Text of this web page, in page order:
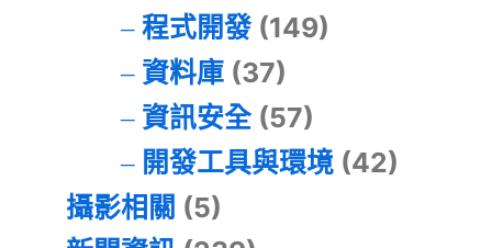
程式開發(149)
資料庫(37)
資訊安全(57)
開發工具與環境(42)
攝影相關 (5)